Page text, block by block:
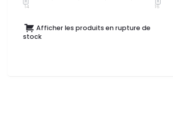
14 16
Afficher les produits en rupture de
stock